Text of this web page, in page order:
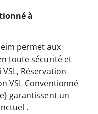
à
permet aux
toute sécurité et
Réservation
VSL Conventionné
garantissent un
.